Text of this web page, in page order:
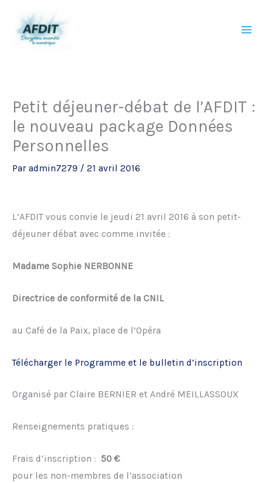
contenu
Petit déjeuner-débat de l’AFDIT :
le nouveau package Données
Personnelles
Par admin7279 / 21 avril 2016
L’AFDIT vous convie le jeudi 21 avril 2016 à son petit-
déjeuner débat avec comme invitée :
Madame Sophie NERBONNE
Directrice de conformité de la CNIL
au Café de la Paix, place de l’Opéra
Télécharger le Programme et le bulletin d’inscription
Organisé par Claire BERNIER et André MEILLASSOUX
Renseignements pratiques :
Frais d’inscription : 50 €
pour les non-membres de l’association